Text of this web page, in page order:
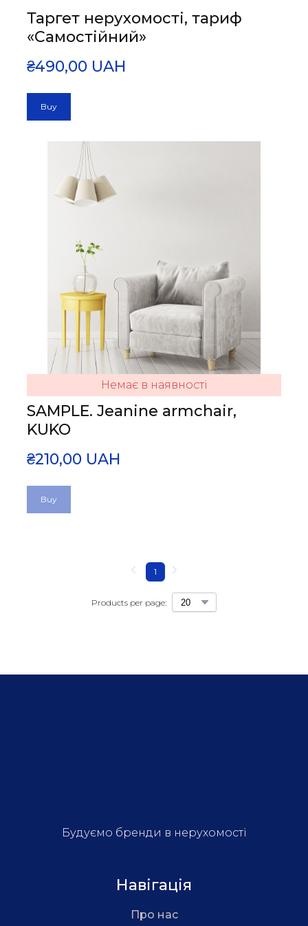
Таргет нерухомості, тариф
«Самостійний»
₴490,00 UAH
Buy
Немає в наявності
SAMPLE. Jeanine armchair,
KUKO
₴210,00 UAH
Buy
Products per page:
1
Будуємо бренди в нерухомості
Навігація
Про нас